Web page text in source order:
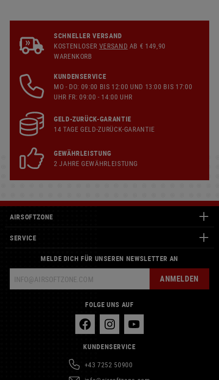
SCHNELLER VERSAND
KOSTENLOSER VERSAND AB € 149,90
WARENKORB
KUNDENSERVICE
MO - DO: 09:00 BIS 12:00 UND 13:00 BIS 17:00
UHR FR: 09:00 - 14:00 UHR
GELD-ZURÜCK-GARANTIE
14 TAGE GELD-ZURÜCK-GARANTIE
GEWÄHRLEISTUNG
2 JAHRE GEWÄHRLEISTUNG
AIRSOFTZONE
SERVICE
MELDE DICH FÜR UNSEREN NEWSLETTER AN
ANMELDEN
FOLGE UNS AUF
KUNDENSERVICE
+43 7252 50900